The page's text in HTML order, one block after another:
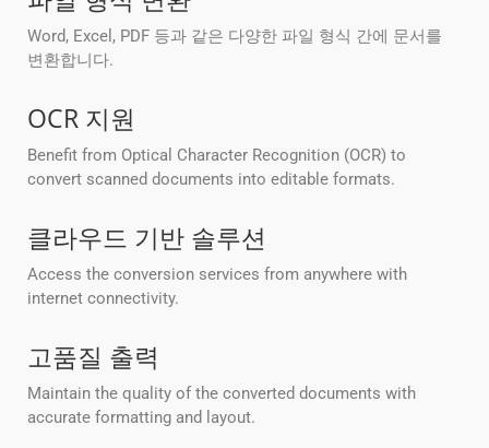
Word, Excel, PDF 등과 같은 다양한 파일 형식 간에 문서를
변환합니다.
OCR 지원
Benefit from Optical Character Recognition (OCR) to
convert scanned documents into editable formats.
클라우드 기반 솔루션
Access the conversion services from anywhere with
internet connectivity.
고품질 출력
Maintain the quality of the converted documents with
accurate formatting and layout.